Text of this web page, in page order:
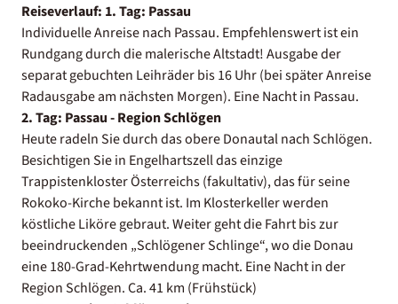
Reiseverlauf: 1. Tag: Passau
Individuelle Anreise nach Passau. Empfehlenswert ist ein
Rundgang durch die malerische Altstadt! Ausgabe der
separat gebuchten Leihräder bis 16 Uhr (bei später Anreise
Radausgabe am nächsten Morgen). Eine Nacht in Passau.
2. Tag: Passau - Region Schlögen
Heute radeln Sie durch das obere Donautal nach Schlögen.
Besichtigen Sie in Engelhartszell das einzige
Trappistenkloster Österreichs (fakultativ), das für seine
Rokoko-Kirche bekannt ist. Im Klosterkeller werden
köstliche Liköre gebraut. Weiter geht die Fahrt bis zur
beeindruckenden „Schlögener Schlinge“, wo die Donau
eine 180-Grad-Kehrtwendung macht. Eine Nacht in der
Region Schlögen. Ca. 41 km (Frühstück)